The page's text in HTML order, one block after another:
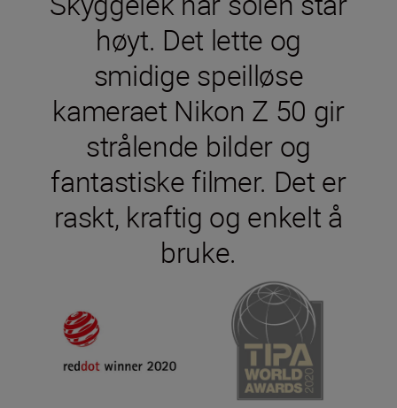
høyt. Det lette og
smidige speilløse
kameraet Nikon Z 50 gir
strålende bilder og
fantastiske filmer. Det er
raskt, kraftig og enkelt å
bruke.